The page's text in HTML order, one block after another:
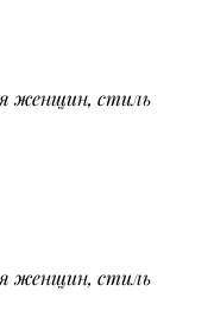
женщин, стиль
женщин, стиль